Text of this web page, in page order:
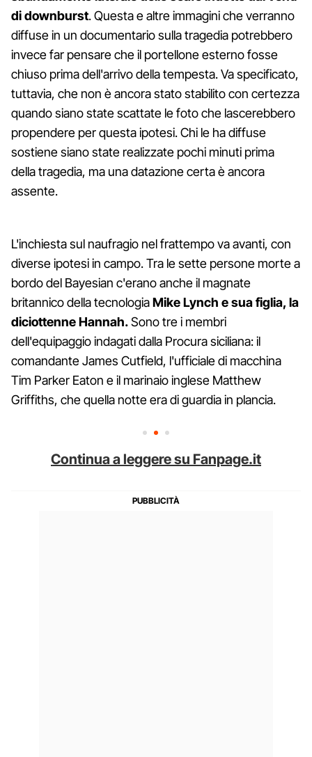
di downburst. Questa e altre immagini che verranno
diffuse in un documentario sulla tragedia potrebbero
invece far pensare che il portellone esterno fosse
chiuso prima dell'arrivo della tempesta. Va specificato,
tuttavia, che non è ancora stato stabilito con certezza
quando siano state scattate le foto che lascerebbero
propendere per questa ipotesi. Chi le ha diffuse
sostiene siano state realizzate pochi minuti prima
della tragedia, ma una datazione certa è ancora
assente.
L'inchiesta sul naufragio nel frattempo va avanti, con
diverse ipotesi in campo. Tra le sette persone morte a
bordo del Bayesian c'erano anche il magnate
britannico della tecnologiaMike Lynch e sua figlia, la
diciottenne Hannah.Sono tre i membri
dell'equipaggio indagati dalla Procura siciliana: il
comandante James Cutfield, l'ufficiale di macchina
Tim Parker Eaton e il marinaio inglese Matthew
Griffiths, che quella notte era di guardia in plancia.
Continua a leggere su Fanpage.it